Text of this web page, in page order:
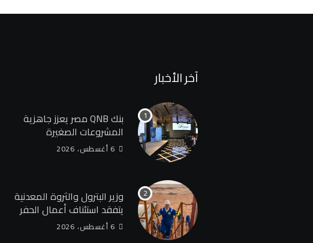
آخر الأخبار
بنك QNB مصر يعزز جاهزية
المشروعات الصغيرة
والمتوسطة للنمو والتوسع
من خلال برنامج أبطال
السايح
6 أغسطس، 2026
وزير البترول والثروة المعدنية
يتفقد استئناف أعمال الحفر
بحقل البركة في أسوان بعد
6 أغسطس، 2026